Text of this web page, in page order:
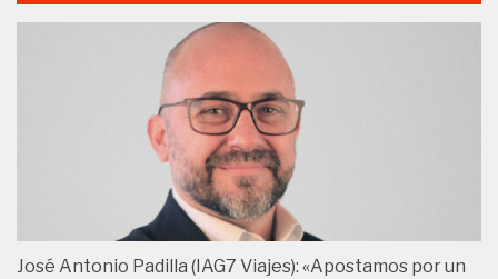
José Antonio Padilla (IAG7 Viajes): «Apostamos por un